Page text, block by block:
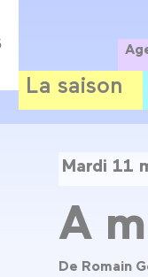
La saison
Mardi 11
A
De Romain